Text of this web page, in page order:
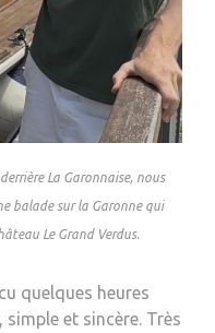
La Garonnaise, nous
balade sur la Garonne qui
Le Grand Verdus.
quelques heures
et sincère. Très